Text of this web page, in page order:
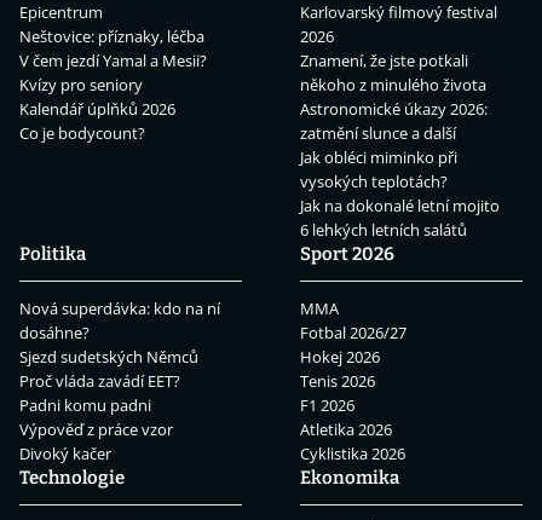
Epicentrum
Neštovice: příznaky, léčba
V čem jezdí Yamal a Mesii?
Kvízy pro seniory
Kalendář úplňků 2026
Co je bodycount?
Karlovarský filmový festival
2026
Znamení, že jste potkali
někoho z minulého života
Astronomické úkazy 2026:
zatmění slunce a další
Jak obléci miminko při
vysokých teplotách?
Jak na dokonalé letní mojito
6 lehkých letních salátů
Politika
Nová superdávka: kdo na ní
dosáhne?
Sjezd sudetských Němců
Proč vláda zavádí EET?
Padni komu padni
Výpověď z práce vzor
Divoký kačer
Sport 2026
MMA
Fotbal 2026/27
Hokej 2026
Tenis 2026
F1 2026
Atletika 2026
Cyklistika 2026
Technologie
Ekonomika